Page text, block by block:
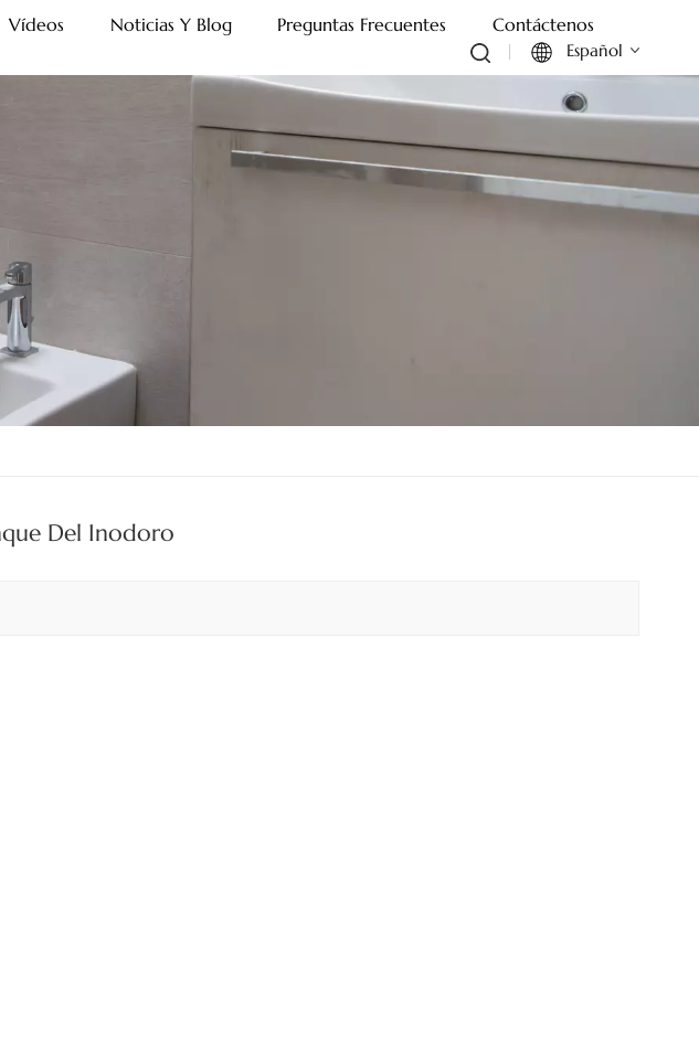
Vídeos Noticias Y Blog Preguntas Frecuentes Contáctenos
Español
Français
Del Inodoro